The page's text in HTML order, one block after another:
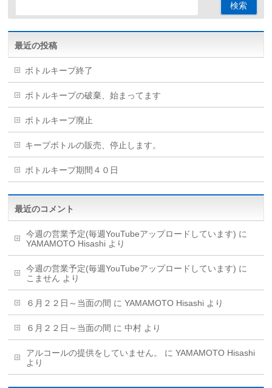
最近の投稿
ボトルキープ終了
ボトルキープの破棄、始まってます
ボトルキープ廃止
キープボトルの販売、停止します。
ボトルキープ期間４０日
最近のコメント
今週の営業予定(毎週YouTubeアップロードしています) に
YAMAMOTO Hisashi より
今週の営業予定(毎週YouTubeアップロードしています) に
こません より
６月２２日～当面の間 にYAMAMOTO Hisashi より
６月２２日～当面の間 に中村 より
アルコールの提供をしていません。 にYAMAMOTO Hisashi
より